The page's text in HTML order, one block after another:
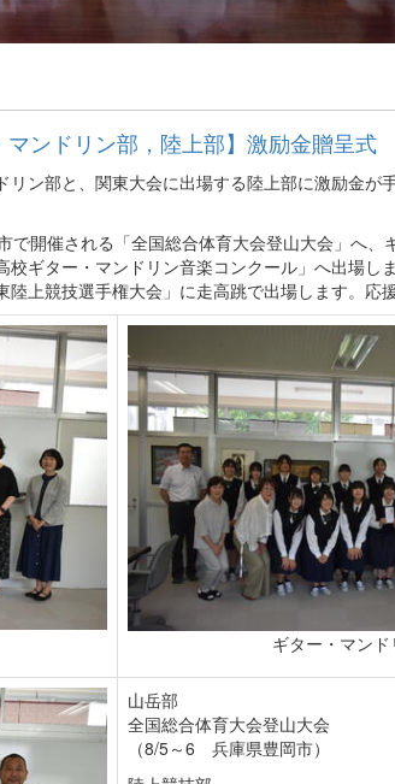
ンドリン部，陸上部】激励金贈呈式
ン部と、関東大会に出場する陸上部に激励金が
開催される「全国総合体育大会登山大会」へ、
校ギター・マンドリン音楽コンクール」へ出場し
陸上競技選手権大会」に走高跳で出場します。応
ギター・マンド
山岳部
全国総合体育大会登山大会
（8/5～6 兵庫県豊岡市）